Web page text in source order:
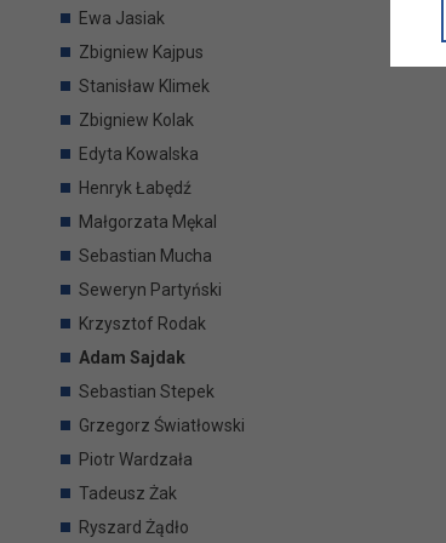
Ewa Jasiak
Zbigniew Kajpus
Stanisław Klimek
Zbigniew Kolak
Edyta Kowalska
Henryk Łabędź
Małgorzata Mękal
Sebastian Mucha
Seweryn Partyński
Krzysztof Rodak
Adam Sajdak
Sebastian Stepek
Grzegorz Światłowski
Piotr Wardzała
Tadeusz Żak
Ryszard Żądło